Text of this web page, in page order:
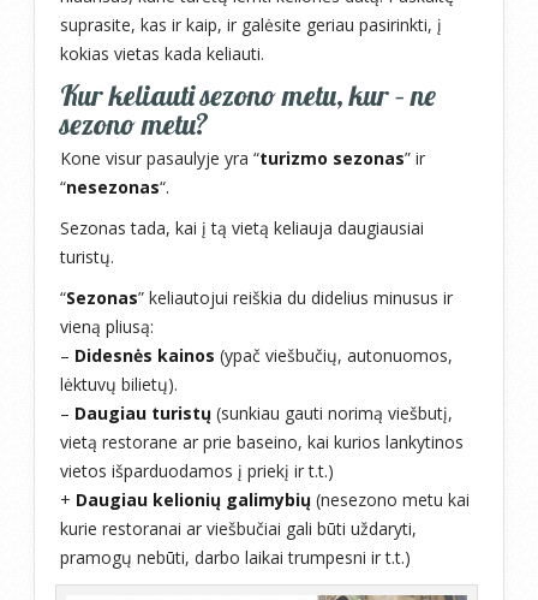
suprasite, kas ir kaip, ir galėsite geriau pasirinkti, į
kokias vietas kada keliauti.
Kur keliauti sezono metu, kur – ne
sezono metu?
Kone visur pasaulyje yra “turizmo sezonas” ir
“nesezonas“.
Sezonas tada, kai į tą vietą keliauja daugiausiai
turistų.
“Sezonas” keliautojui reiškia du didelius minusus ir
vieną pliusą:
– Didesnės kainos (ypač viešbučių, autonuomos,
lėktuvų bilietų).
– Daugiau turistų (sunkiau gauti norimą viešbutį,
vietą restorane ar prie baseino, kai kurios lankytinos
vietos išparduodamos į priekį ir t.t.)
+ Daugiau kelionių galimybių (nesezono metu kai
kurie restoranai ar viešbučiai gali būti uždaryti,
pramogų nebūti, darbo laikai trumpesni ir t.t.)